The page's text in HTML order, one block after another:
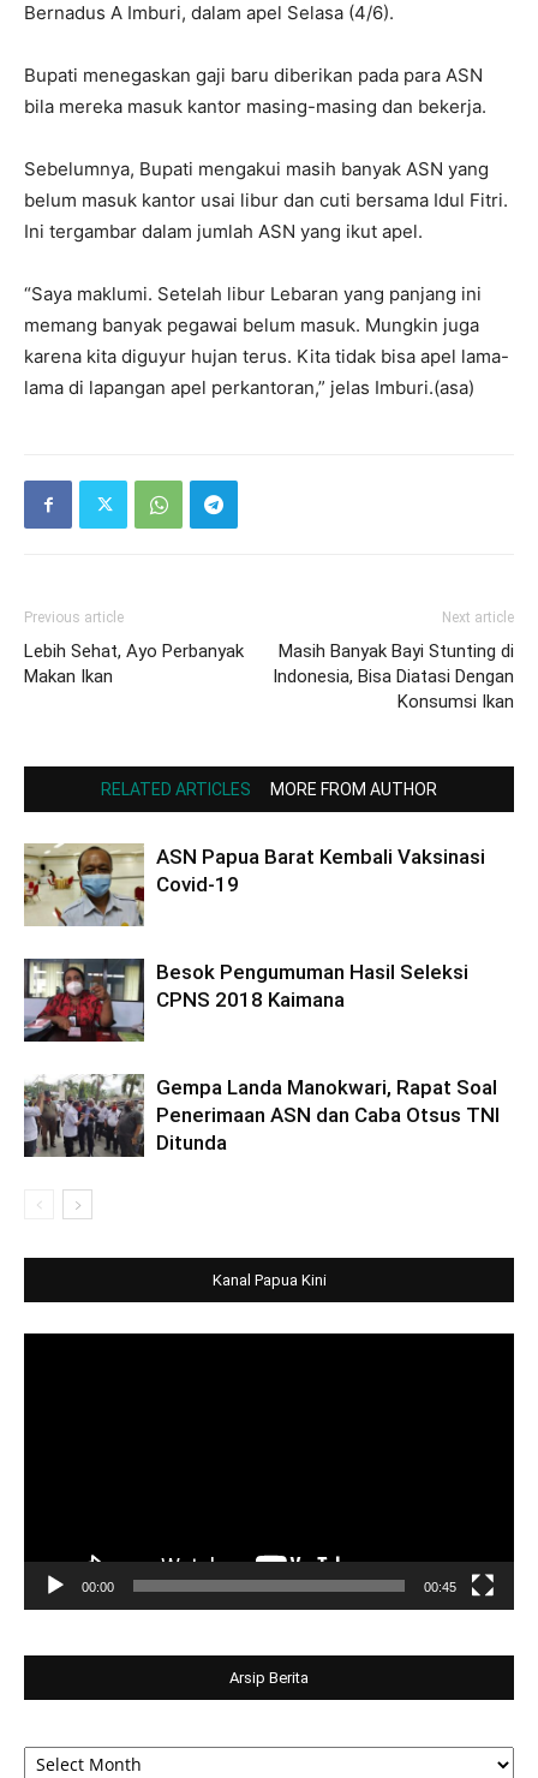
Bernadus A Imburi, dalam apel Selasa (4/6).
Bupati menegaskan gaji baru diberikan pada para ASN
bila mereka masuk kantor masing-masing dan bekerja.
Sebelumnya, Bupati mengakui masih banyak ASN yang
belum masuk kantor usai libur dan cuti bersama Idul Fitri.
Ini tergambar dalam jumlah ASN yang ikut apel.
“Saya maklumi. Setelah libur Lebaran yang panjang ini
memang banyak pegawai belum masuk. Mungkin juga
karena kita diguyur hujan terus. Kita tidak bisa apel lama-
lama di lapangan apel perkantoran,” jelas Imburi.(asa)
Previous article
Lebih Sehat, Ayo Perbanyak
Makan Ikan
Next article
Masih Banyak Bayi Stunting di
Indonesia, Bisa Diatasi Dengan
Konsumsi Ikan
RELATED ARTICLES MORE FROM AUTHOR
ASN Papua Barat Kembali Vaksinasi
Covid-19
Besok Pengumuman Hasil Seleksi
CPNS 2018 Kaimana
Gempa Landa Manokwari, Rapat Soal
Penerimaan ASN dan Caba Otsus TNI
Ditunda
Kanal Papua Kini
00:00 00:45
Arsip Berita
Arsip
Berita